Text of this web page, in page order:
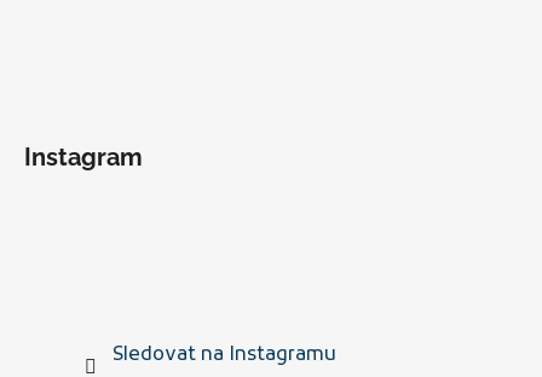
Instagram
Sledovat na Instagramu